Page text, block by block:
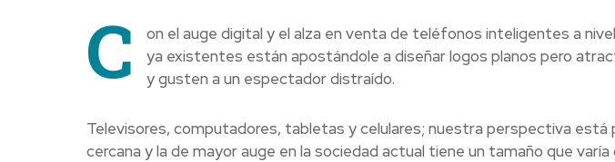
C
on el auge digital y el alza en venta de teléfonos inteligentes a
ya existentes están apostándole a diseñar logos planos pero
y gusten a un espectador distraído.
Televisores, computadores, tabletas y celulares; nuestra perspectiva está
cercana y la de mayor auge en la sociedad actual tiene un tamaño que